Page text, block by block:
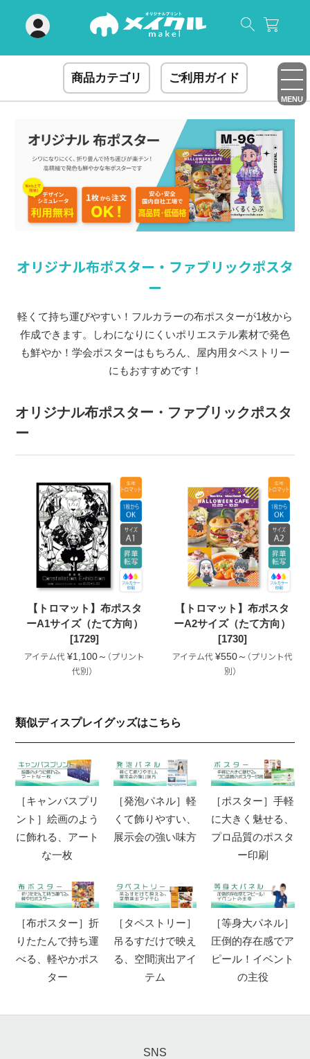
商品カテゴリ ご利用ガイド
MENU
オリジナル布ポスター・ファブリックポスタ
ー
軽くて持ち運びやすい！フルカラーの布ポスターが1枚から
作成できます。しわになりにくいポリエステル素材で発色
も鮮やか！学会ポスターはもちろん、屋内用タペストリー
にもおすすめです！
オリジナル布ポスター・ファブリックポスタ
ー
【トロマット】布ポスタ
ーA1サイズ（たて方向）
[1729]
¥1,100～
【トロマット】布ポスタ
ーA2サイズ（たて方向）
[1730]
¥550～
類似ディスプレイグッズはこちら
［キャンバスプリ
ント］絵画のよう
に飾れる、アート
な一枚
［発泡パネル］軽
くて飾りやすい、
展示会の強い味方
［ポスター］手軽
に大きく魅せる、
プロ品質のポスタ
ー印刷
［布ポスター］折
りたたんで持ち運
べる、軽やかポス
ター
［タペストリー］
吊るすだけで映え
る、空間演出アイ
テム
［等身大パネル］
圧倒的存在感でア
ピール！イベント
の主役
SNS